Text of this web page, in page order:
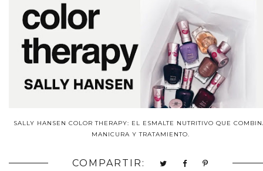
SALLY HANSEN COLOR THERAPY: EL ESMALTE NUTRITIVO QUE
MANICURA Y TRATAMIENTO.
COMPARTIR: